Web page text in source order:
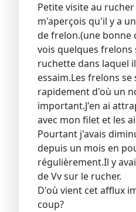
Petite visite au
m'aperçois qu'il y a
de frelon.(une bonne
vois quelques
ruchette dans laquel
essaim.Les frelons
rapidement d'où un
important.J'en ai
avec mon filet et les
Pourtant j'avais
depuis un mois en
régulièrement.Il y
de Vv sur le rucher.
D'où vient cet afflux
coup?